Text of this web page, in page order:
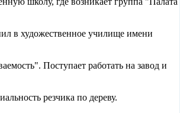
в художественное училище имени
Поступает работать на завод и
резчика по дереву.